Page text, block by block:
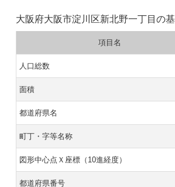
大阪府大阪市淀川区新北野一丁目の
項目名
人口総数
面積
都道府県名
町丁・字等名称
図形中心点Ｘ座標（10進経度）
都道府県番号